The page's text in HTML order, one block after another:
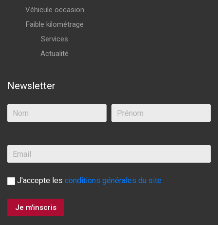
Véhicule occasion
Faible kilométrage
Services
Actualité
Newsletter
J'accepte les conditions générales du site